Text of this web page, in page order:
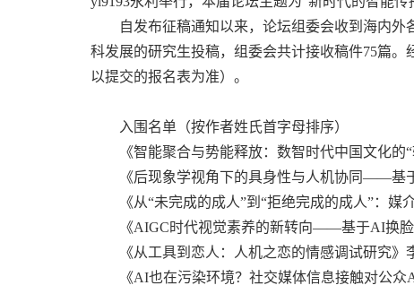
自发布征稿通知以来，论坛组委会收到海内
科发展的研究生投稿，组委会共计接收稿件75篇
以提交的报名表为准）。
入围名单（按作者姓氏首字母排序）
《智能聚合与势能释放：数智时代中国文化的
《后现象学视角下的具身性与人机协同——基
《从“未完成的成人”到“拒绝完成的成人”：
《AIGC时代视觉素养的新转向——基于AI换脸
《从工具到恋人：人机之恋的情感调试研究》
《AI也在污染环境？社交媒体信息接触对公